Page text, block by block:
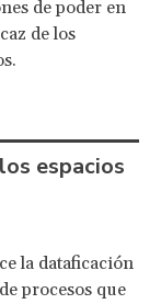
de poder en
de los
espacios
la dataficación
procesos que